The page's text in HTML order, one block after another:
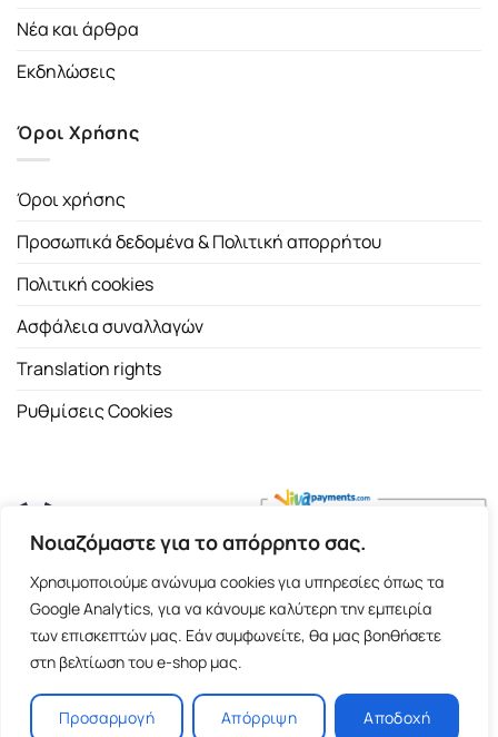
Νοιαζόμαστε για το απόρρητο σας.
Χρησιμοποιούμε ανώνυμα cookies για υπηρεσίες όπως τα
Google Analytics, για να κάνουμε καλύτερη την εμπειρία
των επισκεπτών μας. Εάν συμφωνείτε, θα μας βοηθήσετε
στη βελτίωση του e-shop μας.
Προσαρμογή Απόρριψη Αποδοχή
Νέα και άρθρα
Εκδηλώσεις
Όροι Χρήσης
Όροι χρήσης
Προσωπικά δεδομένα & Πολιτική απορρήτου
Πολιτική cookies
Ασφάλεια συναλλαγών
Translation rights
Ρυθμίσεις Cookies
Copyright 2026 ©Εκδοτικός Οίκος Α.Α. Λιβάνη| All rights
reserved.
Σόλωνος 98, 10680 Αθήνα | Τ:2103661200- F: 2103617791
E-shop and Premium Managed Hosting by